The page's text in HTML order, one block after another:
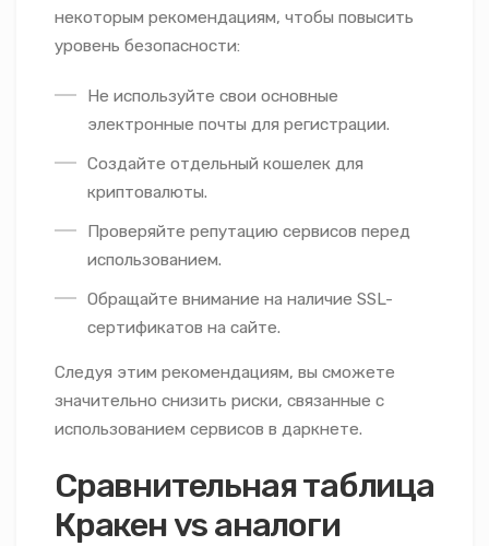
некоторым рекомендациям, чтобы повысить
уровень безопасности:
Не используйте свои основные
электронные почты для регистрации.
Создайте отдельный кошелек для
криптовалюты.
Проверяйте репутацию сервисов перед
использованием.
Обращайте внимание на наличие SSL-
сертификатов на сайте.
Следуя этим рекомендациям, вы сможете
значительно снизить риски, связанные с
использованием сервисов в даркнете.
Сравнительная таблица
Кракен vs аналоги